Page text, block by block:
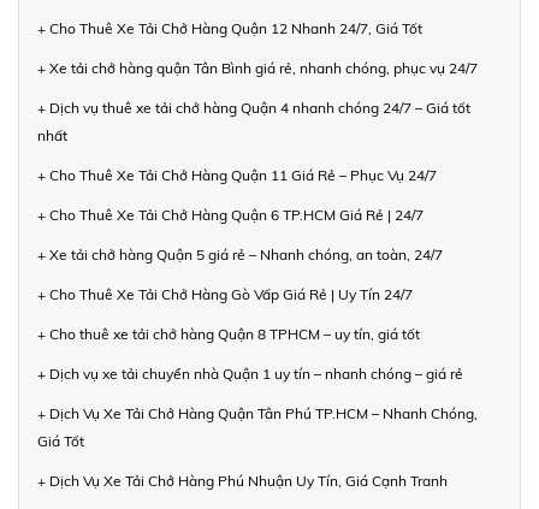
+ Cho Thuê Xe Tải Chở Hàng Quận 12 Nhanh 24/7, Giá Tốt
+ Xe tải chở hàng quận Tân Bình giá rẻ, nhanh chóng, phục vụ 24/7
+ Dịch vụ thuê xe tải chở hàng Quận 4 nhanh chóng 24/7 – Giá tốt
nhất
+ Cho Thuê Xe Tải Chở Hàng Quận 11 Giá Rẻ – Phục Vụ 24/7
+ Cho Thuê Xe Tải Chở Hàng Quận 6 TP.HCM Giá Rẻ | 24/7
+ Xe tải chở hàng Quận 5 giá rẻ – Nhanh chóng, an toàn, 24/7
+ Cho Thuê Xe Tải Chở Hàng Gò Vấp Giá Rẻ | Uy Tín 24/7
+ Cho thuê xe tải chở hàng Quận 8 TPHCM – uy tín, giá tốt
+ Dịch vụ xe tải chuyển nhà Quận 1 uy tín – nhanh chóng – giá rẻ
+ Dịch Vụ Xe Tải Chở Hàng Quận Tân Phú TP.HCM – Nhanh Chóng,
Giá Tốt
+ Dịch Vụ Xe Tải Chở Hàng Phú Nhuận Uy Tín, Giá Cạnh Tranh